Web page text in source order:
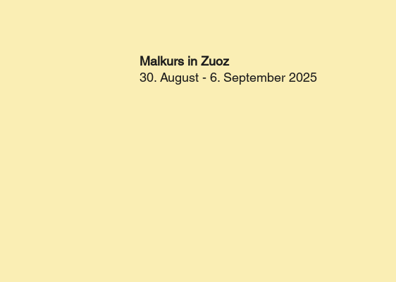
Malkurs in Zuoz
30. August - 6. September 2025